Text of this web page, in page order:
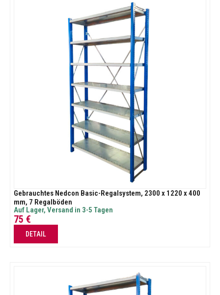
Gebrauchtes Nedcon Basic-Regalsystem, 2300 x 1220 x 400
mm, 7 Regalböden
Auf Lager, Versand in 3-5 Tagen
75 €
DETAIL